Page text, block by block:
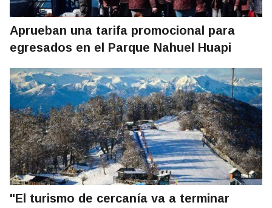
Aprueban una tarifa promocional para
egresados en el Parque Nahuel Huapi
"El turismo de cercanía va a terminar